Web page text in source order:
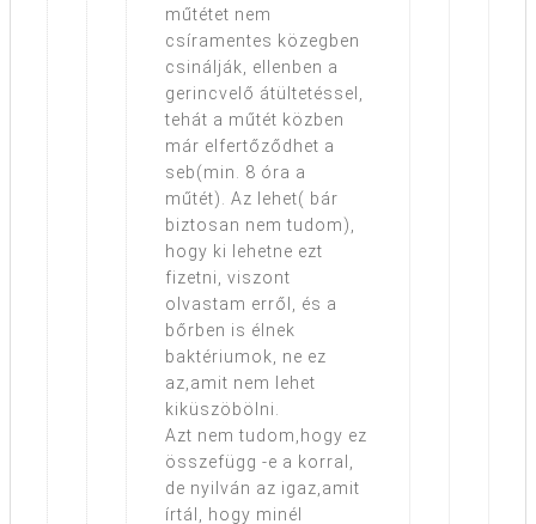
műtétet nem
csíramentes közegben
csinálják, ellenben a
gerincvelő átültetéssel,
tehát a műtét közben
már elfertőződhet a
seb(min. 8 óra a
műtét). Az lehet( bár
biztosan nem tudom),
hogy ki lehetne ezt
fizetni, viszont
olvastam erről, és a
bőrben is élnek
baktériumok, ne ez
az,amit nem lehet
kiküszöbölni.
Azt nem tudom,hogy ez
összefügg -e a korral,
de nyilván az igaz,amit
írtál, hogy minél